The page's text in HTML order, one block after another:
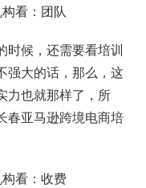
看：团队
时候，还需要看培训
强大的话，那么，这
力也就那样了，所
春亚马逊跨境电商培
看：收费